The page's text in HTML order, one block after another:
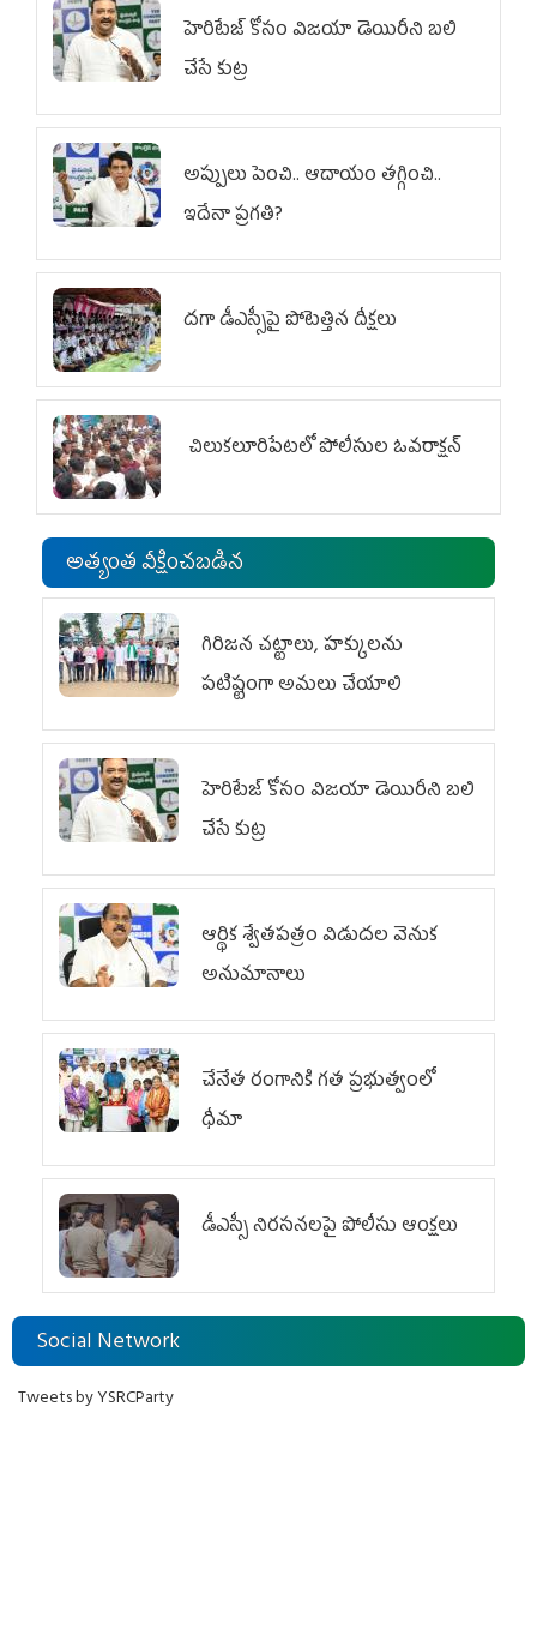
హెరిటేజ్ కోసం విజయా డెయిరీని బలి
చేసే కుట్ర‌
అప్పులు పెంచి.. ఆదాయం తగ్గించి..
ఇదేనా ప్రగతి?
దగా డీఎస్సీపై పోటెత్తిన దీక్షలు
చిలుక‌లూరిపేట‌లో పోలీసుల ఓవ‌రాక్ష‌న్‌
అత్యంత వీక్షించబడిన
గిరిజన చట్టాలు, హక్కులను
పటిష్టంగా అమలు చేయాలి
హెరిటేజ్ కోసం విజయా డెయిరీని బలి
చేసే కుట్ర‌
ఆర్థిక శ్వేతపత్రం విడుదల వెనుక
అనుమానాలు
చేనేత రంగానికి గత ప్రభుత్వంలో
ధీమా
డీఎస్సీ నిరసనలపై పోలీసు ఆంక్షలు
Social Network
Tweets by YSRCParty